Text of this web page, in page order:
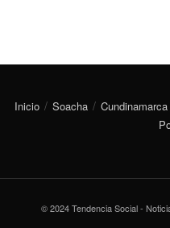
Inicio Soacha Cundinamarca
© 2024 Tendencia Social -